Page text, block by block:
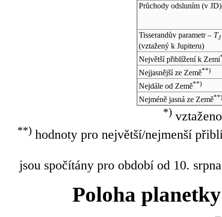
Průchody odsluním (v JD)
Tisserandův parametr – TJ
(vztažený k Jupiteru)
Největší přiblížení k Zemi
Nejjasnější ze Země**)
Nejdále od Země**)
Nejméně jasná ze Země**)
*)
**)hodnoty pro největší/nejmenší
jsou spočítány pro období od 10.
Poloha